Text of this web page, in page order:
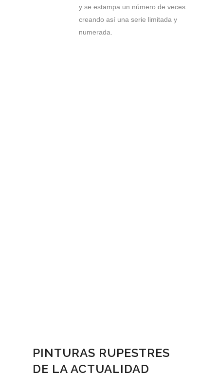
y se estampa un número de veces
creando así una serie limitada y
numerada.
PINTURAS RUPESTRES
DE LA ACTUALIDAD